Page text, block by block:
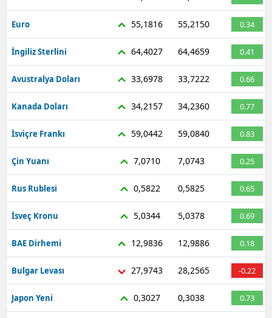
Euro 55,1816 55,2150 0.34
İngiliz Sterlini 64,4027 64,4659 0.41
Avustralya Doları 33,6978 33,7222 0.66
Kanada Doları 34,2157 34,2360 0.77
İsviçre Frankı 59,0442 59,0840 0.83
Çin Yuanı 7,0710 7,0743 0.25
Rus Rublesi 0,5822 0,5825 0.65
İsveç Kronu 5,0344 5,0378 0.69
BAE Dirhemi 12,9836 12,9886 0.18
Bulgar Levası 27,9743 28,2565 -0.22
Japon Yeni 0,3027 0,3038 0.73